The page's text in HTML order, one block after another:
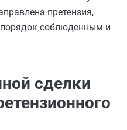
претензия,
соблюденным и
сделки